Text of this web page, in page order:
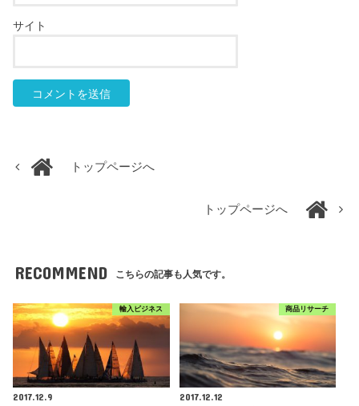
サイト
トップページへ
トップページへ
RECOMMEND こちらの記事も人気です。
輸入ビジネス
2017.12.9
商品リサーチ
2017.12.12